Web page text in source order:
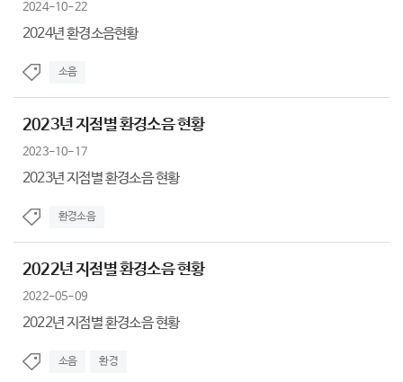
2024-10-22
2024년 환경소음현황
소음
2023년 지점별 환경소음 현황
2023-10-17
2023년 지점별 환경소음 현황
환경소음
2022년 지점별 환경소음 현황
2022-05-09
2022년 지점별 환경소음 현황
소음 환경